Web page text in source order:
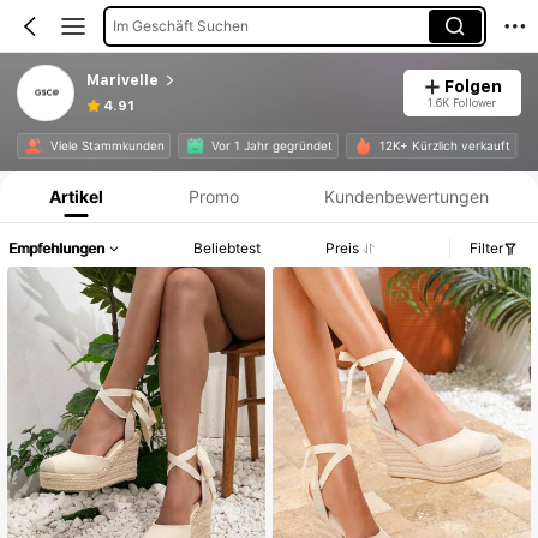
Im Geschäft Suchen
Marivelle
4.91
Folgen
1.6K Follower
Viele Stammkunden Vor 1 Jahr gegründet 12K+ Kürzlich verkauft
Produktinformation: Preisangabe, Verkaufs- und Lagerbestandsdetails.
Artikel Promo Kundenbewertungen
Empfehlungen Beliebtest Preis Filter